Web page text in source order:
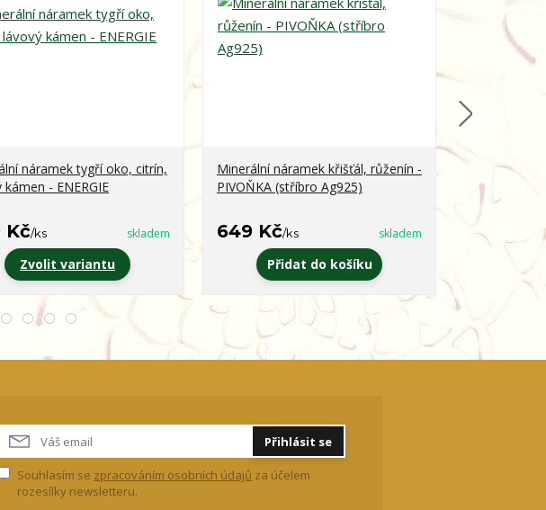
náramek tygří oko, citrín,
kámen - ENERGIE
Kč/ks skladem
Zvolit variantu
Minerální náramek křišťál, růženín -
PIVOŇKA (stříbro Ag925)
649 Kč/ks skladem
Přidat do košíku
Minerální
obsidián -
399 Kč
Přihlásit se
Souhlasím se zpracováním osobních údajů za účelem
rozesílky newsletteru.